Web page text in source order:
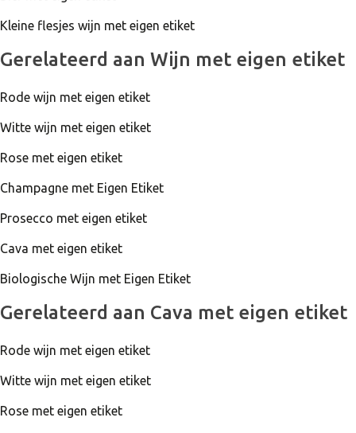
Wijngaard
Waar komt de Cava vandaan?
De Cava komt uit Spanje en wordt gemaakt in een
plaatsje ten Westen van Barcelona.
Loopt het water je in de mond? Bestel direct Cava met
eigen etiket! Mocht je nog vragen hebben over de smaak
of bedrukking neem dan gerust contact met ons via de
telefoon, mail of chat!
Kleine flesjes wijn met eigen etiket
Gerelateerd aan Wijn met eigen etiket
Rode wijn met eigen etiket
Witte wijn met eigen etiket
Rose met eigen etiket
Champagne met Eigen Etiket
Prosecco met eigen etiket
Cava met eigen etiket
Biologische Wijn met Eigen Etiket
Gerelateerd aan Cava met eigen etiket
Rode wijn met eigen etiket
Witte wijn met eigen etiket
Rose met eigen etiket